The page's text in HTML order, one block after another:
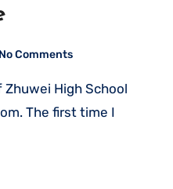
No Comments
The first time I